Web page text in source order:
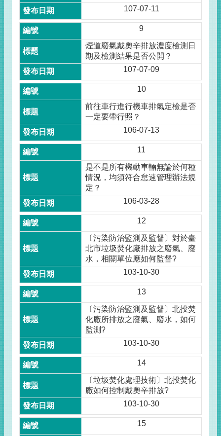
107-07-11
9
煙道廢氣戴奧辛排放濃度檢測日
期及檢測結果是否公開？
107-07-09
10
前往車行進行機車排氣定檢是否
一定要帶行照？
106-07-13
11
是不是所有機動車輛無論於何種
情況，均須符合怠速管理辦法規
定？
106-03-28
12
〔污染防治監測及監督〕對於臺
北市垃圾焚化廠排放之廢氣、廢
水，相關單位應如何監督?
103-10-30
13
〔污染防治監測及監督〕北投焚
化廠所排放之廢氣、廢水，如何
監測?
103-10-30
14
〔垃圾焚化處理技術〕北投焚化
廠如何控制戴奧辛排放?
103-10-30
15